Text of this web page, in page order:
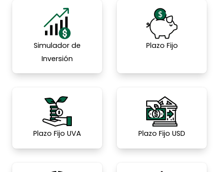
Simulador de
Inversión
Plazo Fijo
Plazo Fijo UVA Plazo Fijo USD